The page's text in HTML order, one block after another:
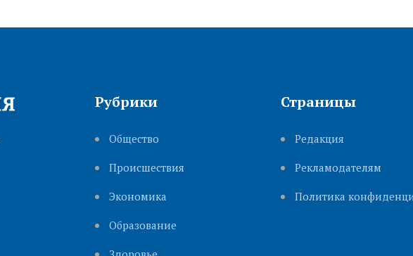
Рубрики
Общество
Происшествия
Экономика
Образование
Страницы
Редакция
Рекламодателям
Политика